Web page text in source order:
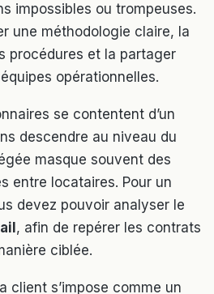
impossibles ou trompeuses.
une méthodologie claire, la
procédures et la partager
opérationnelles.
se contentent d’un
descendre au niveau du
masque souvent des
entre locataires. Pour un
devez pouvoir analyser le
, afin de repérer les contrats
ciblée.
client s’impose comme un